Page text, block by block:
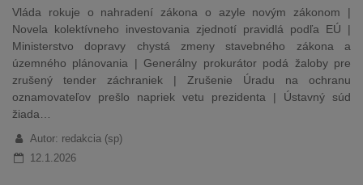
Vláda rokuje o nahradení zákona o azyle novým zákonom |
Novela kolektívneho investovania zjednotí pravidlá podľa EÚ |
Ministerstvo dopravy chystá zmeny stavebného zákona a
územného plánovania | Generálny prokurátor podá žaloby pre
zrušený tender záchraniek | Zrušenie Úradu na ochranu
oznamovateľov prešlo napriek vetu prezidenta | Ústavný súd
žiada…
Autor: redakcia (sp)
12.1.2026